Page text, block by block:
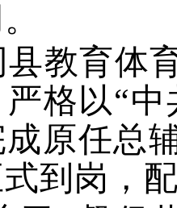
县教育体
格以“中
原任总
到岗，